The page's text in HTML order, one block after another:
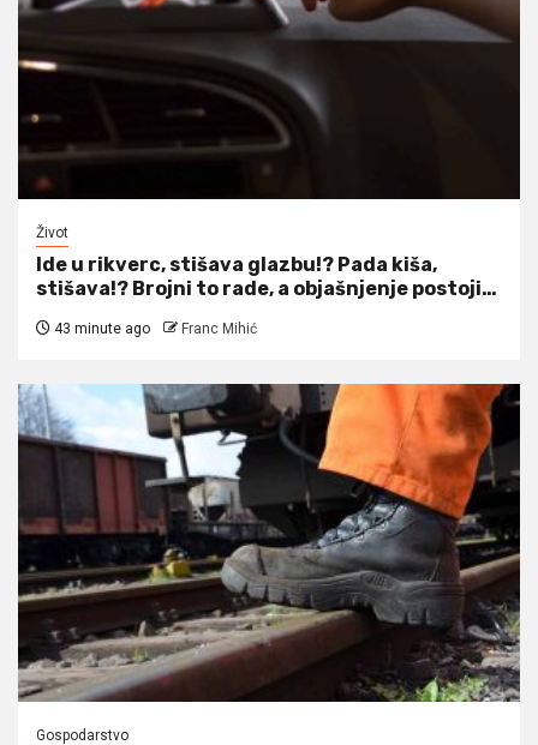
Život
Ide u rikverc, stišava glazbu!? Pada kiša,
stišava!? Brojni to rade, a objašnjenje postoji…
43 minute ago Franc Mihić
Gospodarstvo